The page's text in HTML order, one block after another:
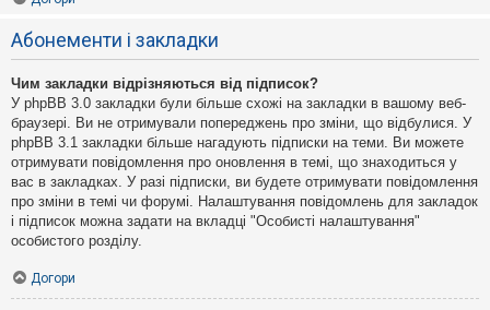
Абонементи і закладки
Чим закладки відрізняються від підписок?
У phpBB 3.0 закладки були більше схожі на закладки в вашому веб-
браузері. Ви не отримували попереджень про зміни, що відбулися. У
phpBB 3.1 закладки більше нагадують підписки на теми. Ви можете
отримувати повідомлення про оновлення в темі, що знаходиться у
вас в закладках. У разі підписки, ви будете отримувати повідомлення
про зміни в темі чи форумі. Налаштування повідомлень для закладок
і підписок можна задати на вкладці "Особисті налаштування"
особистого розділу.
Догори